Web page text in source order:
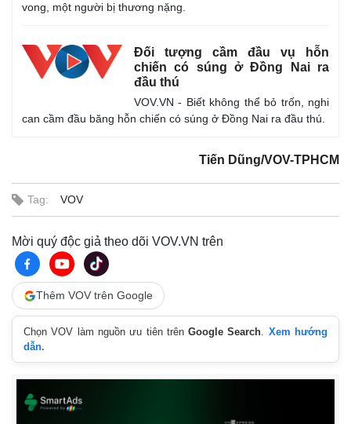
vong, một người bị thương nặng.
Đối tượng cầm đầu vụ hỗn
chiến có súng ở Đồng Nai ra
đầu thú
VOV.VN - Biết không thể bỏ trốn, nghi
can cầm đầu băng hỗn chiến có súng ở Đồng Nai ra đầu thú.
Tiến Dũng/VOV-TPHCM
Tag: VOV
Mời quý độc giả theo dõi VOV.VN trên
Thêm VOV trên Google
Chọn VOV làm nguồn ưu tiên trênGoogle Search. Xem hướng
dẫn.